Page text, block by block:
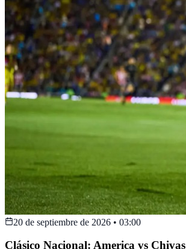
20 de septiembre de 2026 • 03:00
Clásico Nacional: America vs Chivas